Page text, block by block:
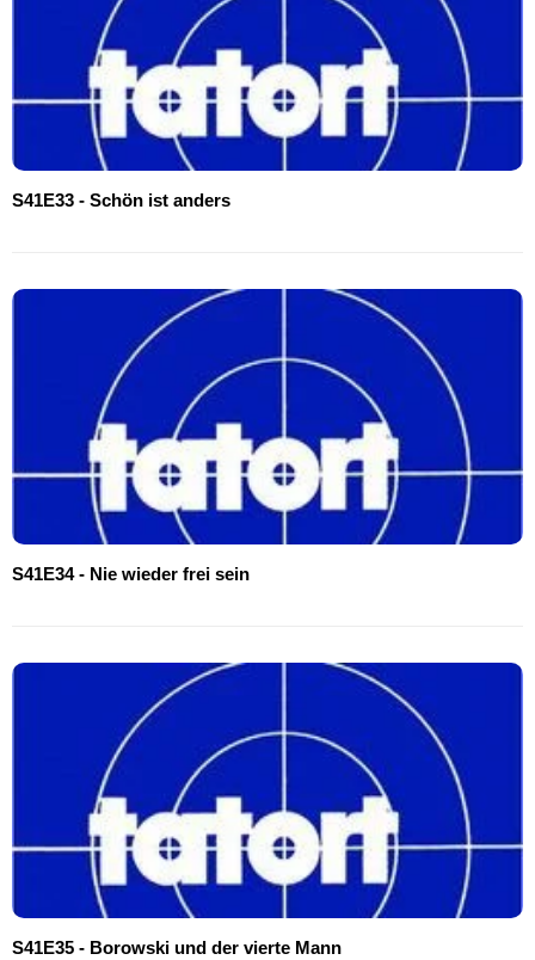
S41E33 - Schön ist anders
S41E34 - Nie wieder frei sein
S41E35 - Borowski und der vierte Mann